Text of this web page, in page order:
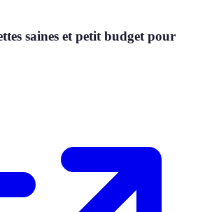
saines et petit budget pour